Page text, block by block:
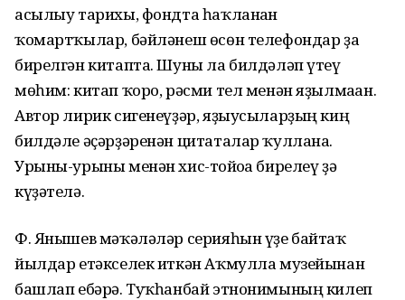
асылыу тарихы, фондта һаҡланған
ҡомартҡылар, бәйләнеш өсөн телефондар ҙа
бирелгән китапта. Шуны ла бил­дәләп үтеү
мөһим: китап ҡоро, рәсми тел менән яҙылмаған.
Автор лирик сигенеүҙәр, яҙыусыларҙың киң
билдәле әҫәрҙәренән цитаталар ҡуллана.
Урыны-урыны менән хис-тойғоға бирелеү ҙә
күҙәтелә.
Ф. Янышев мәҡәләләр серия­һын үҙе байтаҡ
йылдар етәкселек иткән Аҡмулла музейынан
башлап ебәрә. Туҡһанбай этнонимының килеп